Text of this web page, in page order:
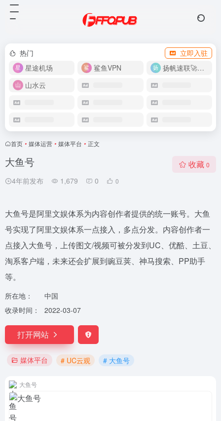
热门
立即入驻
星途机场
鲨鱼VPN
扬帆速联🚀很快
山水云
首页 • 媒体运营 • 媒体平台 • 正文
大鱼号
4年前发布 1,679 0 0
收藏 0
大鱼号是阿里文娱体系为内容创作者提供的统一账号。大鱼
号实现了阿里文娱体系一点接入，多点分发。内容创作者一
点接入大鱼号，上传图文/视频可被分发到UC、优酷、土豆、
淘系客户端，未来还会扩展到豌豆荚、神马搜索、PP助手
等。
所在地：
中国
收录时间：
2022-03-07
打开网站
媒体平台 # UC云观 # 大鱼号
大鱼号